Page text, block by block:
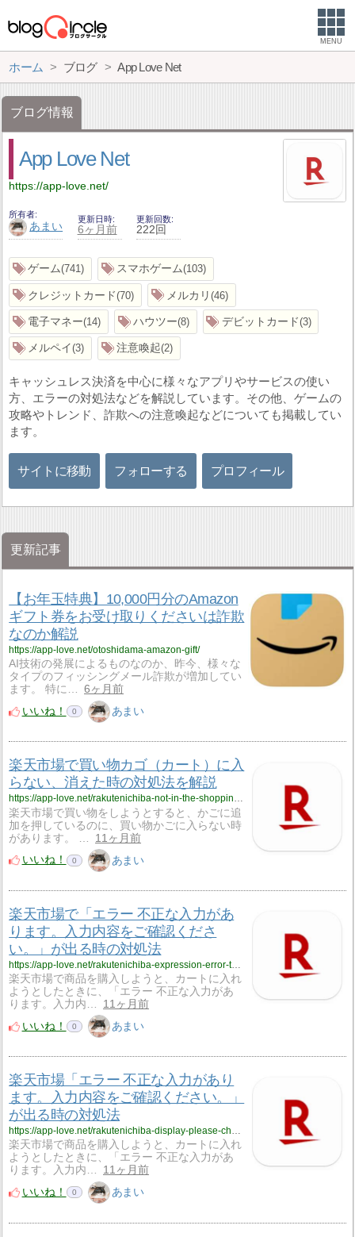
MENU
ホーム ブログ App Love Net
ブログ情報
App Love Net
https://app-love.net/
所有者
あまい
更新日時
6ヶ月前
更新回数
222回
ゲーム 741 スマホゲーム 103
クレジットカード 70 メルカリ 46
電子マネー 14 ハウツー 8 デビットカード 3
メルペイ 3 注意喚起 2
キャッシュレス決済を中心に様々なアプリやサービスの使い
方、エラーの対処法などを解説しています。その他、ゲームの
攻略やトレンド、詐欺への注意喚起などについても掲載してい
ます。
サイトに移動 フォローする プロフィール
更新記事
【お年玉特典】10,000円分のAmazon
ギフト券をお受け取りくださいは詐欺
なのか解説
https://app-love.net/otoshidama-amazon-gift/
AI技術の発展によるものなのか、昨今、様々な
タイプのフィッシングメール詐欺が増加してい
ます。 特に…
6ヶ月前
いいね！
0 あまい
楽天市場で買い物カゴ（カート）に入
らない、消えた時の対処法を解説
https://app-love.net/rakutenichiba-not-in-the-shopping-cart-disappeared/
楽天市場で買い物をしようとすると、かごに追
加を押しているのに、買い物かごに入らない時
があります。 …
11ヶ月前
いいね！
0 あまい
楽天市場で「エラー 不正な入力があ
ります。入力内容をご確認くださ
い。」が出る時の対処法
https://app-love.net/rakutenichiba-expression-error-there-is-an-invalid-input/
楽天市場で商品を購入しようと、カートに入れ
ようとしたときに、「エラー 不正な入力があ
ります。入力内…
11ヶ月前
いいね！
0 あまい
楽天市場「エラー 不正な入力があり
ます。入力内容をご確認ください。」
が出る時の対処法
https://app-love.net/rakutenichiba-display-please-check-entered-information/
楽天市場で商品を購入しようと、カートに入れ
ようとしたときに、「エラー 不正な入力があ
ります。入力内…
11ヶ月前
いいね！
0 あまい